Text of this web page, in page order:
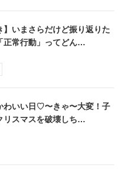
】いまさらだけど振り返りた
正常行動」ってどん…
わいい日♡〜きゃ〜大変！子
リスマスを破壊しち…